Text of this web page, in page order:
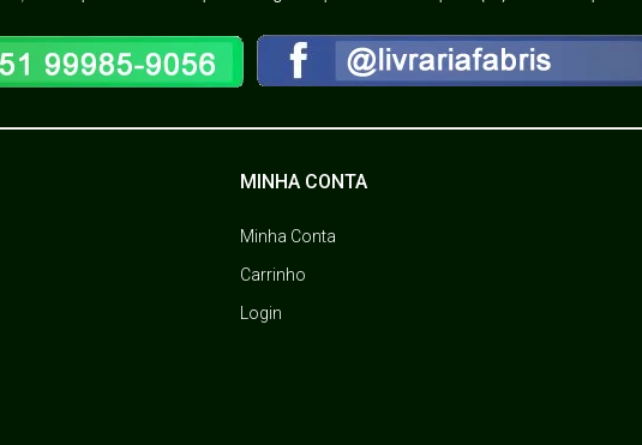
MINHA CONTA
Minha Conta
Carrinho
Login